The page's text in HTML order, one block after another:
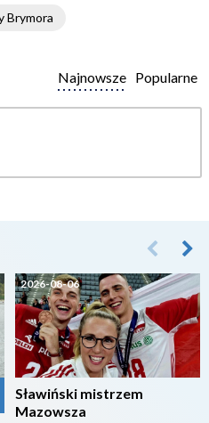
Brymora
Popularne
Najnowsze
2026-08-06
Sławiński mistrzem
Mazowsza